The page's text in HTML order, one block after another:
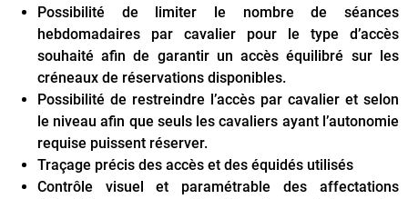
Possibilité de limiter le nombre de séances
hebdomadaires par cavalier pour le type d’accès
souhaité afin de garantir un accès équilibré sur les
créneaux de réservations disponibles.
Possibilité de restreindre l’accès par cavalier et selon
le niveau afin que seuls les cavaliers ayant l’autonomie
requise puissent réserver.
Traçage précis des accès et des équidés utilisés
Contrôle visuel et paramétrable des affectations